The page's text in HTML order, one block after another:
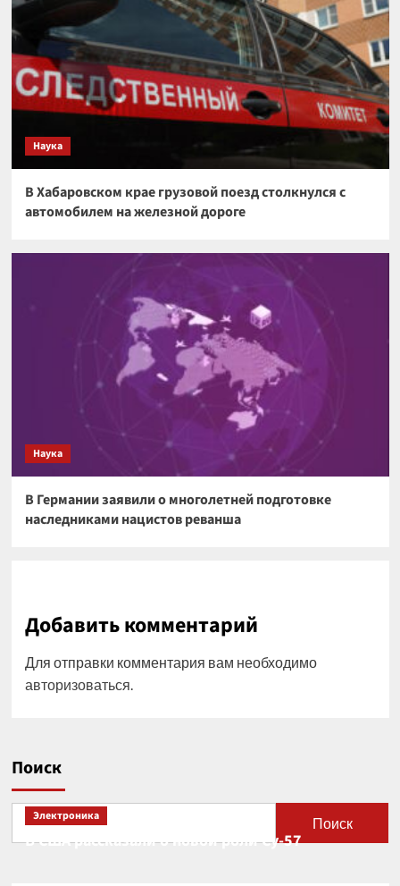
Наука
В Хабаровском крае грузовой поезд столкнулся с
автомобилем на железной дороге
Наука
В Германии заявили о многолетней подготовке
наследниками нацистов реванша
Добавить комментарий
Для отправки комментария вам необходимо
авторизоваться.
Поиск
Поиск
Электроника
В США рассказали о новой роли Су-57